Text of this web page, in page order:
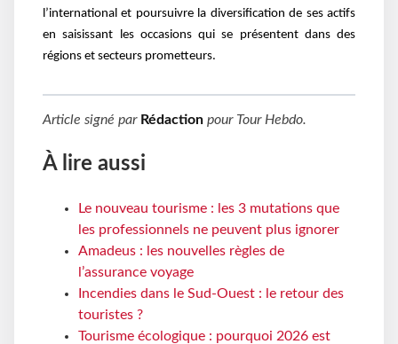
l’international et poursuivre la diversification de ses actifs
en saisissant les occasions qui se présentent dans des
régions et secteurs prometteurs.
Article signé par Rédaction pour Tour Hebdo.
À lire aussi
Le nouveau tourisme : les 3 mutations que
les professionnels ne peuvent plus ignorer
Amadeus : les nouvelles règles de
l’assurance voyage
Incendies dans le Sud-Ouest : le retour des
touristes ?
Tourisme écologique : pourquoi 2026 est